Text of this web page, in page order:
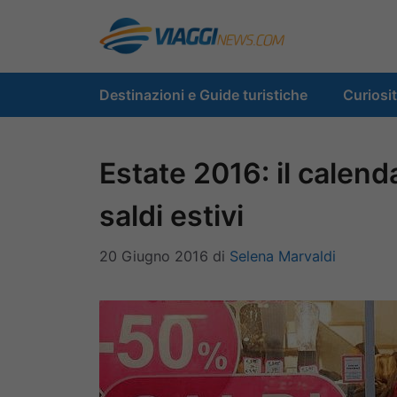
contenuto
Destinazioni e Guide turistiche
Estate 2016: il
saldi estivi
20 Giugno 2016 di Selena Marvaldi